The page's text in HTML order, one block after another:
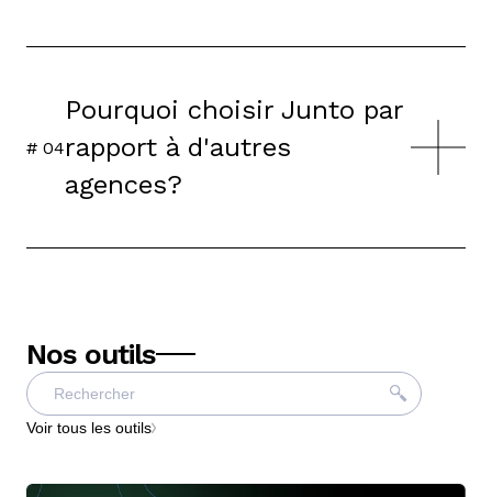
# 04
Pourquoi choisir Junto par
rapport à d'autres
agences?
Nos outils
Voir tous les outils